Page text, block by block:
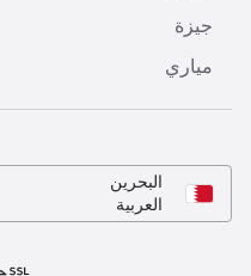
جيزة
مياري
البحرين
العربية